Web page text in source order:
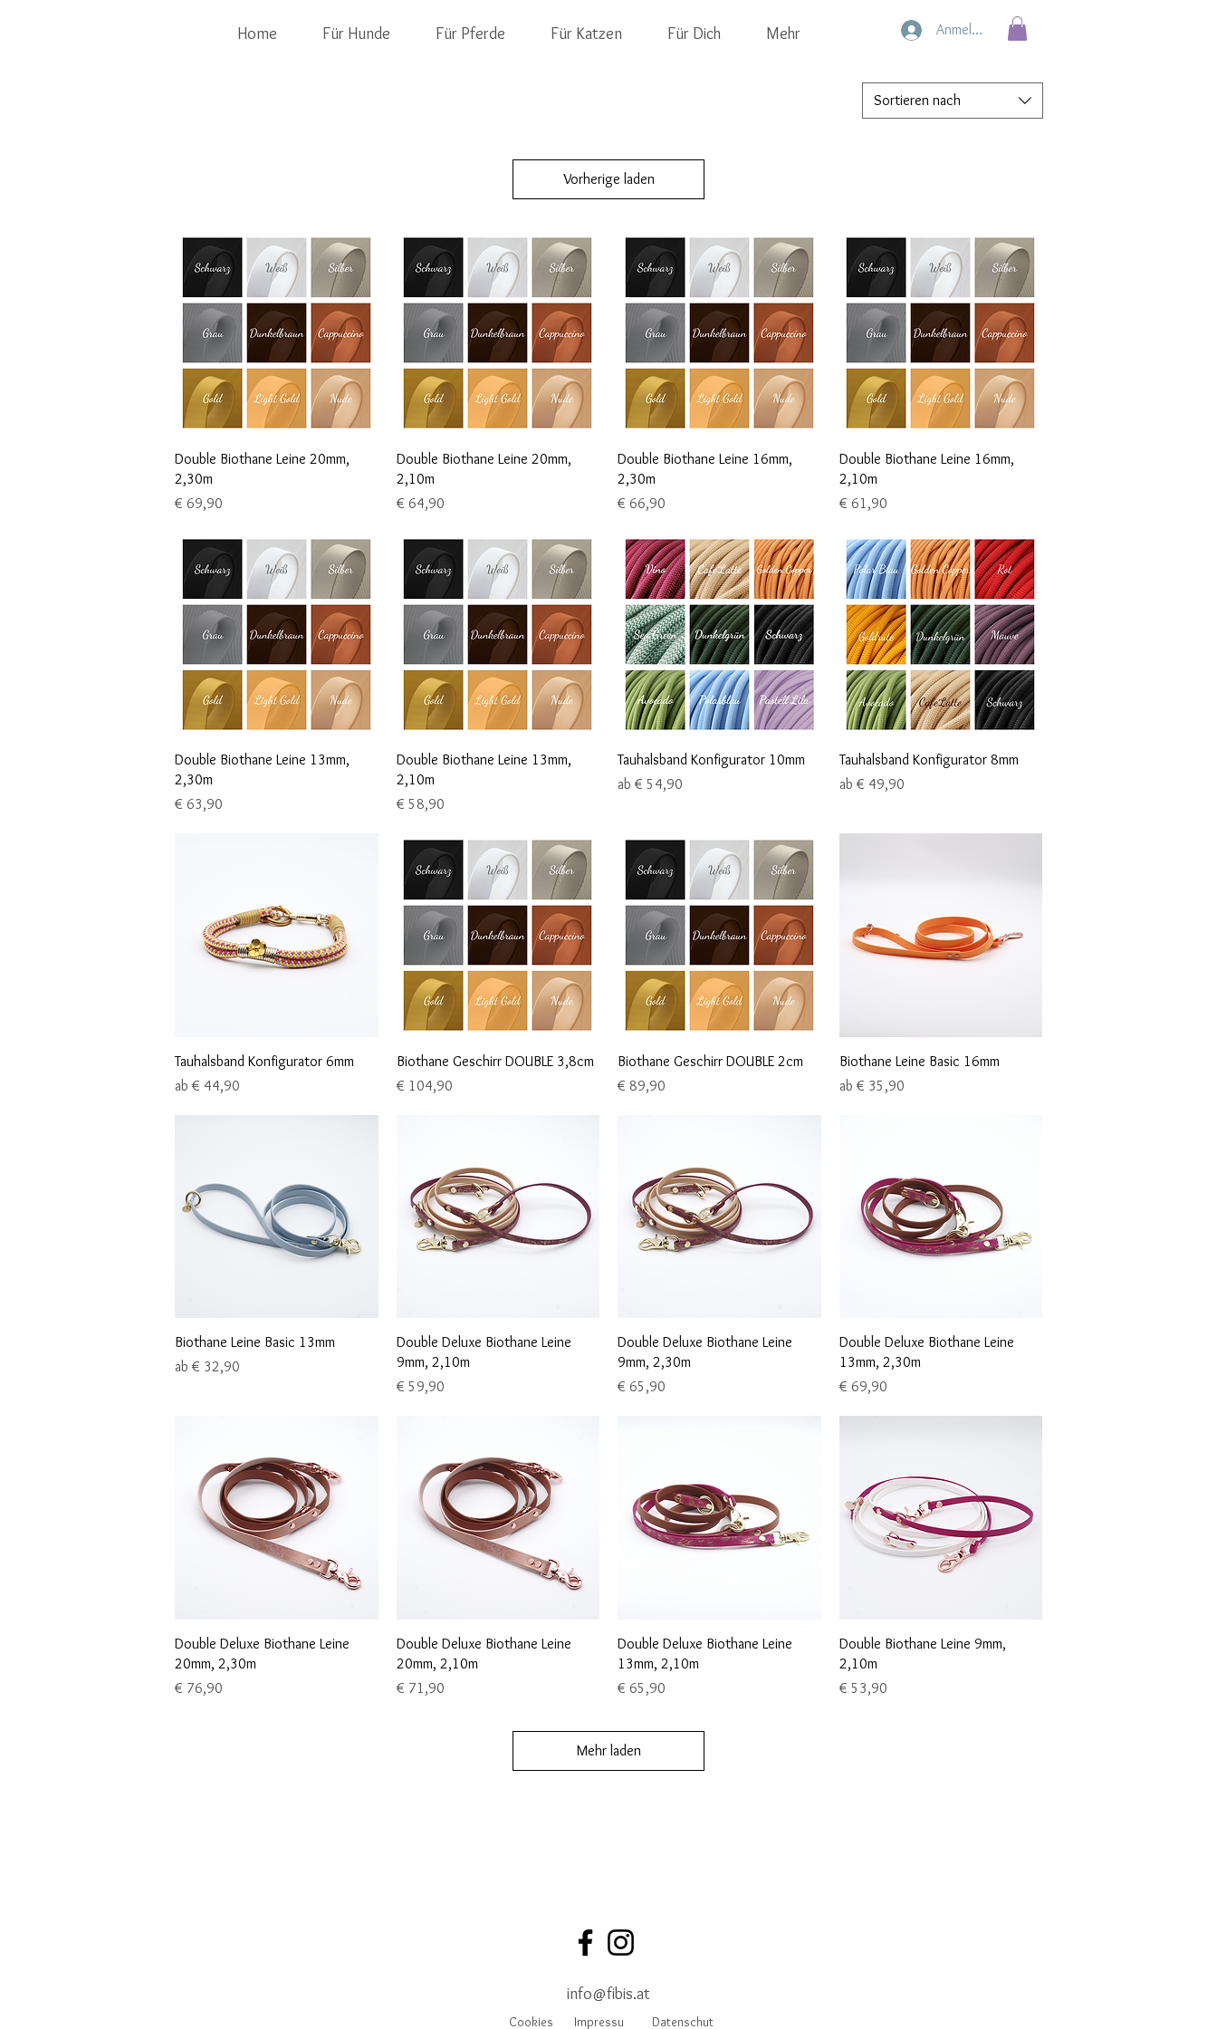
Home Für Hunde Für Pferde Für Katzen Für Dich Mehr Anmelden
Sortieren nach
Vorherige laden
Schnellansicht
Double Biothane Leine 20mm,
2,30m
Preis
€ 69,90
Schnellansicht
Double Biothane Leine 20mm,
2,10m
Preis
€ 64,90
Schnellansicht
Double Biothane Leine 16mm,
2,30m
Preis
€ 66,90
Schnellansicht
Double Biothane Leine 16mm,
2,10m
Preis
€ 61,90
Schnellansicht
Double Biothane Leine 13mm,
2,30m
Preis
€ 63,90
Schnellansicht
Double Biothane Leine 13mm,
2,10m
Preis
€ 58,90
Schnellansicht
Tauhalsband Konfigurator 10mm
ab € 54,90
Sale-Preis
Schnellansicht
Tauhalsband Konfigurator 8mm
ab € 49,90
Sale-Preis
Schnellansicht
Tauhalsband Konfigurator 6mm
ab € 44,90
Sale-Preis
Schnellansicht
Biothane Geschirr DOUBLE 3,8cm
Preis
€ 104,90
Schnellansicht
Biothane Geschirr DOUBLE 2cm
Preis
€ 89,90
Schnellansicht
Biothane Leine Basic 16mm
ab € 35,90
Sale-Preis
Schnellansicht
Biothane Leine Basic 13mm
ab € 32,90
Sale-Preis
Schnellansicht
Double Deluxe Biothane Leine
9mm, 2,10m
Preis
€ 59,90
Schnellansicht
Double Deluxe Biothane Leine
9mm, 2,30m
Preis
€ 65,90
Schnellansicht
Double Deluxe Biothane Leine
13mm, 2,30m
Preis
€ 69,90
Schnellansicht
Double Deluxe Biothane Leine
20mm, 2,30m
Preis
€ 76,90
Schnellansicht
Double Deluxe Biothane Leine
20mm, 2,10m
Preis
€ 71,90
Schnellansicht
Double Deluxe Biothane Leine
13mm, 2,10m
Preis
€ 65,90
Schnellansicht
Double Biothane Leine 9mm,
2,10m
Preis
€ 53,90
Mehr laden
info@fibis.at
Cookies Impressu Datenschut